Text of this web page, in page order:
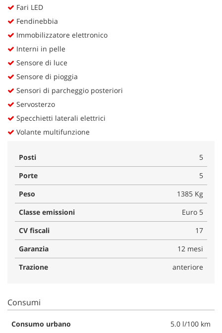
Fari LED
Fendinebbia
Immobilizzatore elettronico
Interni in pelle
Sensore di luce
Sensore di pioggia
Sensori di parcheggio posteriori
Servosterzo
Specchietti laterali elettrici
Volante multifunzione
Posti
5
Porte
5
Peso
1385 Kg
Classe emissioni
Euro 5
CV fiscali
17
Garanzia
12 mesi
Trazione
anteriore
Consumi
Consumo urbano 5.0 l/100 km